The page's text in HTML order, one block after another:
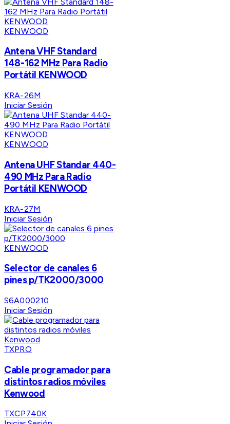
KENWOOD
Antena VHF Standard
148-162 MHz Para Radio
Portátil KENWOOD
KRA-26M
Iniciar Sesión
KENWOOD
Antena UHF Standar 440-
490 MHz Para Radio
Portátil KENWOOD
KRA-27M
Iniciar Sesión
KENWOOD
Selector de canales 6
pines p/TK2000/3000
S6A000210
Iniciar Sesión
TXPRO
Cable programador para
distintos radios móviles
Kenwood
TXCP740K